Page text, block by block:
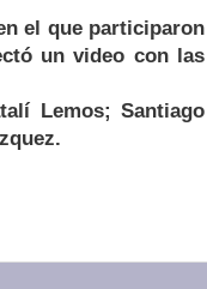
el que participaron
un video con las
Lemos; Santiago